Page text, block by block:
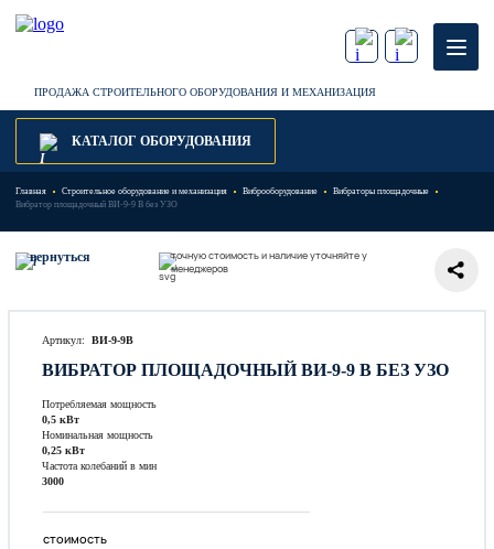
ПРОДАЖА СТРОИТЕЛЬНОГО ОБОРУДОВАНИЯ И МЕХАНИЗАЦИЯ
КАТАЛОГ ОБОРУДОВАНИЯ
Главная Строительное оборудование и механизация Виброоборудование
Вибраторы площадочные
Вибратор площадочный ВИ-9-9 В без УЗО
вернуться
точную стоимость и наличие уточняйте у
менеджеров
Артикул: ВИ-9-9В
ВИБРАТОР ПЛОЩАДОЧНЫЙ ВИ-9-9 В БЕЗ УЗО
Потребляемая мощность
0,5 кВт
Номинальная мощность
0,25 кВт
Частота колебаний в мин
3000
стоимость